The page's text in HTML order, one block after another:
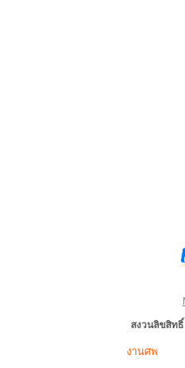
สงวนลิขสิท
งานศพ